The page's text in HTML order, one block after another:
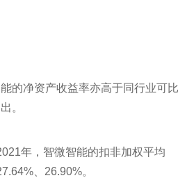
的净资产收益率亦高于同行业可比
。
年，智微智能的扣非加权平均
、26.90%。